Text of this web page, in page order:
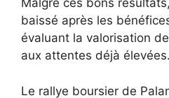
Malgré ces bons
baissé après les
évaluant la valorisation
aux attentes déjà élevées.
Le rallye boursier de